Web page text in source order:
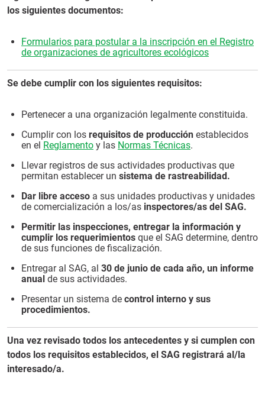
los siguientes documentos:
Formularios para postular a la inscripción en el Registro
de organizaciones de agricultores ecológicos
Se debe cumplir con los siguientes requisitos:
Pertenecer a una organización legalmente constituida.
Cumplir con los requisitos de producción establecidos
en el Reglamento y las Normas Técnicas.
Llevar registros de sus actividades productivas que
permitan establecer un sistema de rastreabilidad.
Dar libre acceso a sus unidades productivas y unidades
de comercialización a los/as inspectores/as del SAG.
Permitir las inspecciones, entregar la información y
cumplir los requerimientos que el SAG determine, dentro
de sus funciones de fiscalización.
Entregar al SAG, al 30 de junio de cada año, un informe
anual de sus actividades.
Presentar un sistema de control interno y sus
procedimientos.
Una vez revisado todos los antecedentes y si cumplen con
todos los requisitos establecidos, el SAG registrará al/la
interesado/a.